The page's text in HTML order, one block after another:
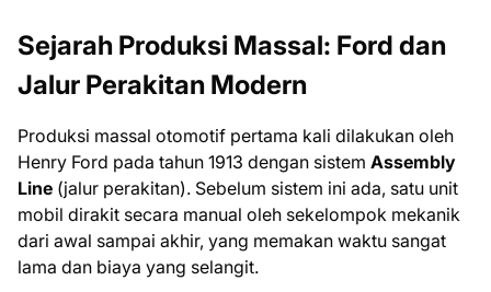
Sejarah Produksi Massal: Ford dan
Jalur Perakitan Modern
Produksi massal otomotif pertama kali dilakukan oleh
Henry Ford pada tahun 1913 dengan sistem Assembly
Line (jalur perakitan). Sebelum sistem ini ada, satu unit
mobil dirakit secara manual oleh sekelompok mekanik
dari awal sampai akhir, yang memakan waktu sangat
lama dan biaya yang selangit.